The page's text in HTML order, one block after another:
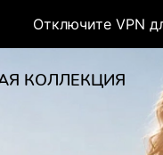
Отключите VPN
КОЛЛЕКЦИЯ